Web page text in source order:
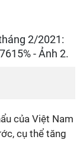
của Việt Nam
cụ thể tăng